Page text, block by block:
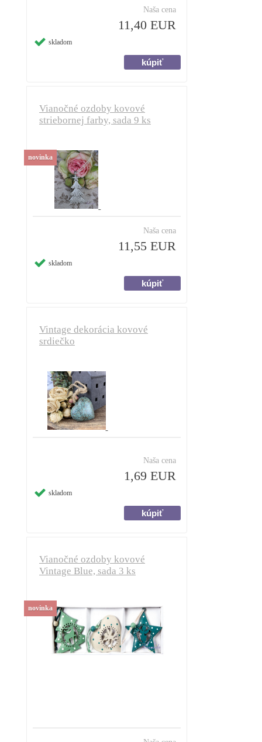
Naša cena
11,40 EUR
skladom
Vianočné ozdoby kovové
striebornej farby, sada 9 ks
Naša cena
11,55 EUR
skladom
novinka
Vintage dekorácia kovové
srdiečko
Naša cena
1,69 EUR
skladom
Vianočné ozdoby kovové
Vintage Blue, sada 3 ks
novinka